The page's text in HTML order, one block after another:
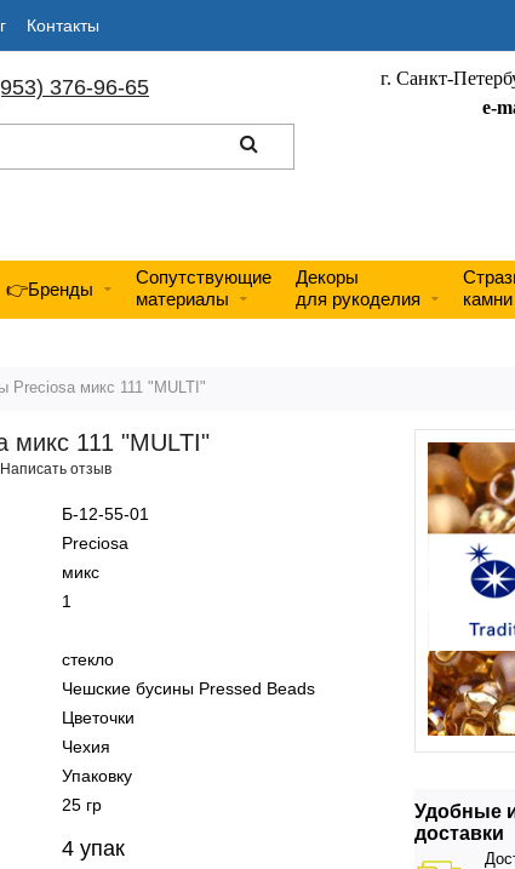
Контакты
г. Санкт-
e-
376-96-65
👉Бренды
Сопутствующие
материалы
Декоры
для рукоделия
камни
Preciosa микс 111 "MULTI"
Удобные
доставки
микс 111 "MULTI"
Написать отзыв
Б-12-55-01
Preciosa
микс
1
стекло
Чешские бусины Pressed Beads
Цветочки
Чехия
Упаковку
25 гр
4 упак